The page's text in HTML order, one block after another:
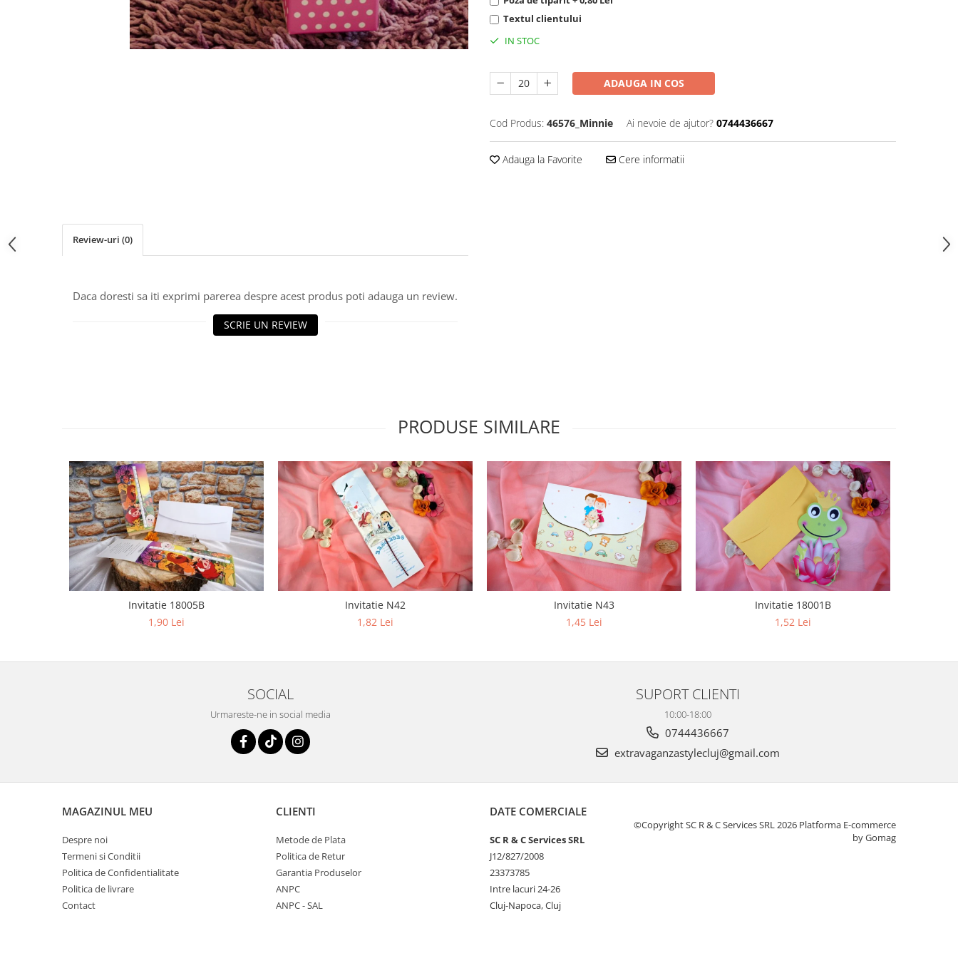
Paste
Toamna și Halloween
Buchete extravagante
Textul clientului
IN STOC
ADAUGA IN COS
Cod Produs: 46576_Minnie Ai nevoie de ajutor? 0744436667
Adauga la Favorite Cere informatii
Review-uri (0)
Daca doresti sa iti exprimi parerea despre acest produs poti adauga un review.
SCRIE UN REVIEW
PRODUSE SIMILARE
Invitatie 18005B
1,90 Lei
Invitatie N42
1,82 Lei
Invitatie N43
1,45 Lei
Invitatie 18001B
1,52 Lei
SOCIAL
Urmareste-ne in social media
SUPORT CLIENTI
10:00-18:00
0744436667
extravaganzastylecluj@gmail.com
MAGAZINUL MEU
Despre noi
Termeni si Conditii
Politica de Confidentialitate
Politica de livrare
Contact
CLIENTI
Metode de Plata
Politica de Retur
Garantia Produselor
ANPC
ANPC - SAL
DATE COMERCIALE
SC R & C Services SRL
J12/827/2008
23373785
Intre lacuri 24-26
Cluj-Napoca, Cluj
©Copyright SC R & C Services SRL 2026 Platforma E-commerce
by Gomag